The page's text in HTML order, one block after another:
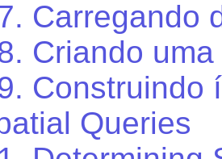
Carregando
Criando
Construindo
Queries